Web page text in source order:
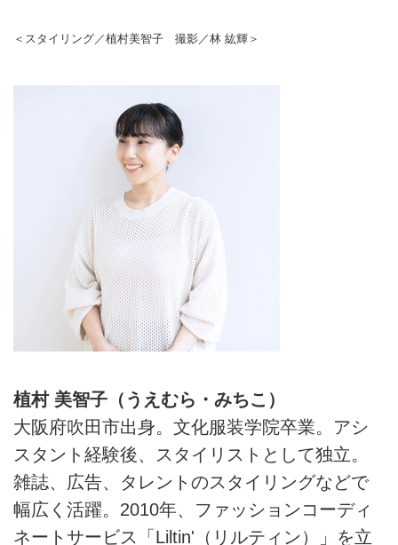
＜スタイリング／植村美智子 撮影／林 紘輝＞
植村 美智子（うえむら・みちこ）
大阪府吹田市出身。文化服装学院卒業。アシ
スタント経験後、スタイリストとして独立。
雑誌、広告、タレントのスタイリングなどで
幅広く活躍。2010年、ファッションコーディ
ネートサービス「Liltin'（リルティン）」を立